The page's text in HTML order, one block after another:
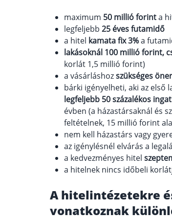
maximum 50 millió forinta
legfeljebb 25 éves futamidő
a hitel kamata fix 3%a
lakásoknál 100 millió forint,
korlát 1,5 millió forint)
a vásárláshozszükséges
bárki igényelheti, aki az első
legfeljebb 50 százalékos
évben (a házastársaknál és
feltételnek, 15 millió forint
nem kell házastárs vagy
az igénylésnél elvárás a
a kedvezményes hitel
a hitelnek nincs időbeli
A hitelintézetekre
vonatkoznak